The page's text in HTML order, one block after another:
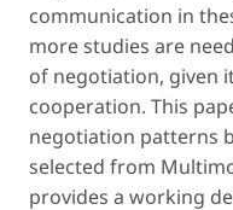
communication in
more studies are
of negotiation, given
cooperation. This
negotiation patterns
selected from
provides a working